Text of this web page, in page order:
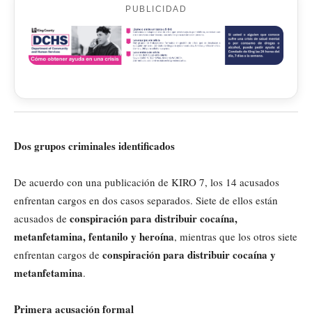
PUBLICIDAD
Dos grupos criminales identificados
De acuerdo con una publicación de KIRO 7, los 14 acusados
enfrentan cargos en dos casos separados. Siete de ellos están
acusados de conspiración para distribuir cocaína,
metanfetamina, fentanilo y heroína, mientras que los otros siete
enfrentan cargos de conspiración para distribuir cocaína y
metanfetamina.
Primera acusación formal